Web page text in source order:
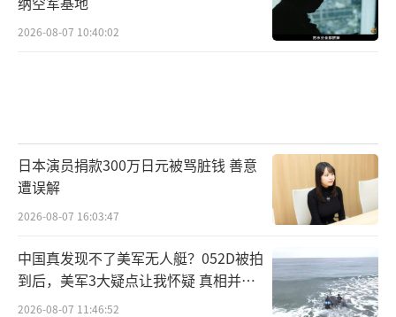
2026-08-07 10:40:02
日本演员捐款300万日元被骂脏钱 善意
遭误解
2026-08-07 16:03:47
中国真发现不了美军无人艇？052D被拍
到后，美军3大疑点让我怀疑 真相并非
如此
2026-08-07 11:46:52